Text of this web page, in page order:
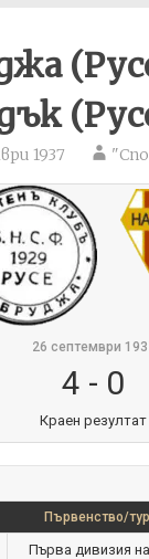
1937
26 септември
4 - 0
Краен резултат
Първенство/
Първа дивизия